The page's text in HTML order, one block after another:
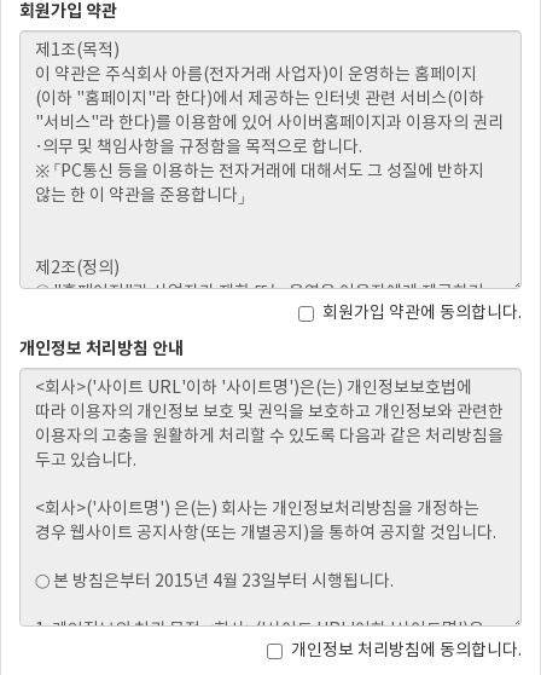
회원가입 약관
회원가입 약관에 동의합니다.
개인정보 처리방침 안내
개인정보 처리방침에 동의합니다.